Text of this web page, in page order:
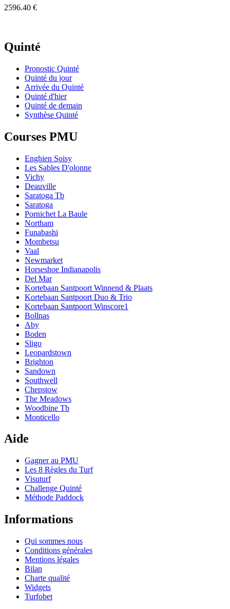
2596.40 €
Quinté
Pronostic Quinté
Quinté du jour
Arrivée du Quinté
Quinté d'hier
Quinté de demain
Synthèse Quinté
Courses PMU
Enghien Soisy
Les Sables D'olonne
Vichy
Deauville
Saratoga Tb
Saratoga
Pornichet La Baule
Northam
Funabashi
Mombetsu
Vaal
Newmarket
Horseshoe Indianapolis
Del Mar
Kortebaan Santpoort Winnend & Plaats
Kortebaan Santpoort Duo & Trio
Kortebaan Santpoort Winscore1
Bollnas
Aby
Boden
Sligo
Leopardstown
Brighton
Sandown
Southwell
Chepstow
The Meadows
Woodbine Tb
Monticello
Aide
Gagner au PMU
Les 8 Règles du Turf
Visuturf
Challenge Quinté
Méthode Paddock
Informations
Qui sommes nous
Conditions générales
Mentions légales
Bilan
Charte qualité
Widgets
Turfobet